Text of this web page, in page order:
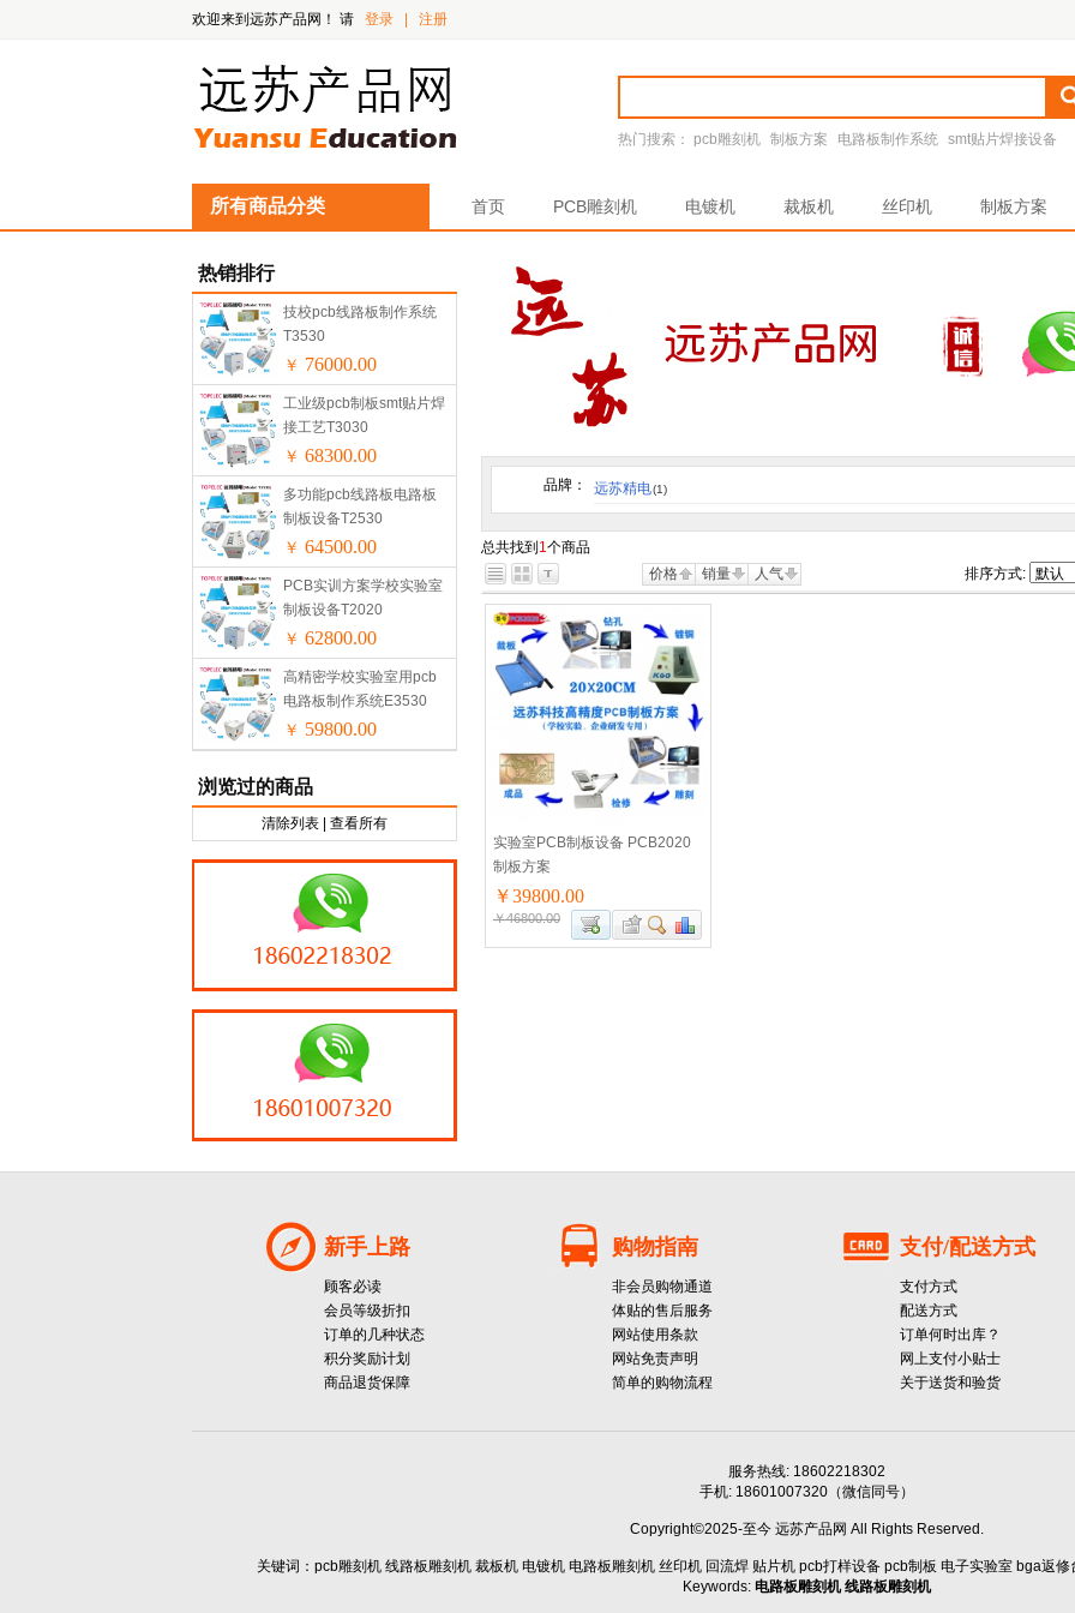
欢迎来到远苏产品网！ 请 登录 注册
热门搜索： pcb雕刻机 制板方案 电路板制作系统 smt贴片焊接设备
所有商品分类 首页 PCB雕刻机 电镀机 裁板机 丝印机 制板方案
热销排行
技校pcb线路板制作系统
T3530
￥ 76000.00
工业级pcb制板smt贴片焊
接工艺T3030
￥ 68300.00
多功能pcb线路板电路板
制板设备T2530
￥ 64500.00
PCB实训方案学校实验室
制板设备T2020
￥ 62800.00
高精密学校实验室用pcb
电路板制作系统E3530
￥ 59800.00
浏览过的商品
清除列表 查看所有
品牌： 远苏精电(1)
总共找到 1个商品
价格
销量 人气 排序方式:
实验室PCB制板设备 PCB2020
制板方案
￥39800.00
￥46800.00
新手上路
顾客必读
会员等级折扣
订单的几种状态
积分奖励计划
商品退货保障
购物指南
非会员购物通道
体贴的售后服务
网站使用条款
网站免责声明
简单的购物流程
支付/配送方式
支付方式
配送方式
订单何时出库？
网上支付小贴士
关于送货和验货
服务热线: 18602218302
手机: 18601007320（微信同号）
Copyright©2025-至今 远苏产品网 All Rights Reserved.
关键词：pcb雕刻机 线路板雕刻机 裁板机 电镀机 电路板雕刻机 丝印机 回流焊 贴片机 pcb打样设备 pcb制板 电子实验室 bga返
Keywords: 电路板雕刻机 线路板雕刻机